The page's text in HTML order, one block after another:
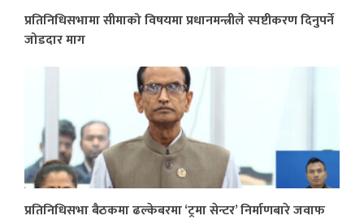
प्रतिनिधिसभामा सीमाको विषयमा प्रधानमन्त्रीले स्पष्टीकरण दिनुपर्ने
जोडदार माग
प्रतिनिधिसभा बैठकमा ढल्केबरमा ‘ट्रमा सेन्टर’ निर्माणबारे जवाफ